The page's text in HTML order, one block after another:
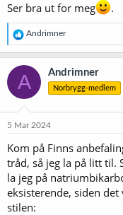
Ser bra ut for meg .
R
e
a
k
s
o
e
:
Andrimner
A Andrimner
Norbrygg-medlem
5 Mar 2024
Kom på Finns
tråd, så jeg la på litt til.
la jeg på
eksisterende, siden
stilen: